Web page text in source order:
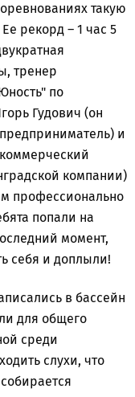
такую
рекорд – 1 час 5
тренер
по
Гудович (он
и
компании)
профессионально
попали на
момент,
себя и доплыли!
в бассейн
для общего
среди
слухи, что